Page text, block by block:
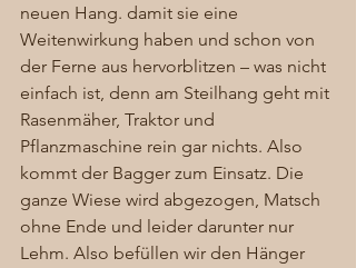
neuen Hang. damit sie eine
Weitenwirkung haben und schon von
der Ferne aus hervorblitzen – was nicht
einfach ist, denn am Steilhang geht mit
Rasenmäher, Traktor und
Pflanzmaschine rein gar nichts. Also
kommt der Bagger zum Einsatz. Die
ganze Wiese wird abgezogen, Matsch
ohne Ende und leider darunter nur
Lehm. Also befüllen wir den Hänger